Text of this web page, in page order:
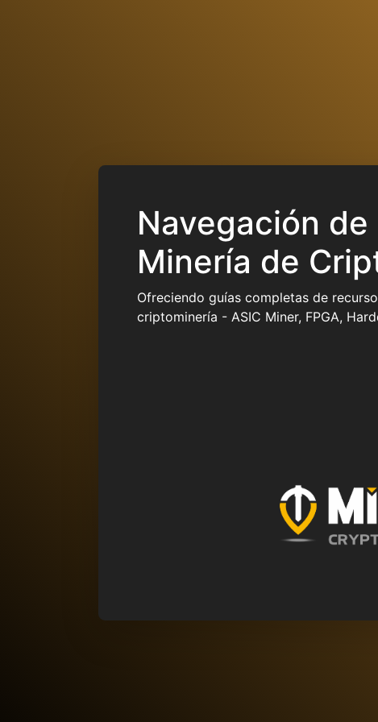
Navegación
Minería de
Ofreciendo guías completas de
criptominería - ASIC Miner, FPGA,